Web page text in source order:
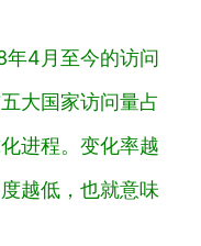
年4月至今的访问
大国家访问量占
进程。变化率越
越低，也就意味